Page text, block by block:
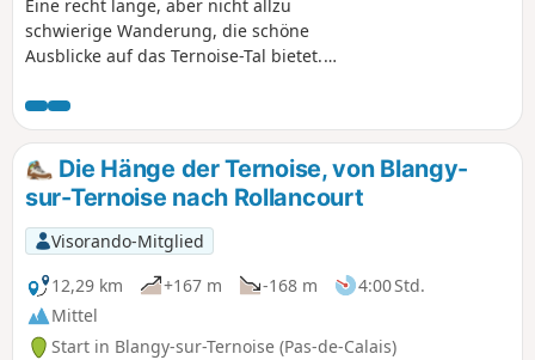
Eine recht lange, aber nicht allzu
schwierige Wanderung, die schöne
Ausblicke auf das Ternoise-Tal bietet.
gründlich gesäubert, was schon lange
nicht mehr geschehen war! Er ist derzeit
perfekt begehbar.
Die Hänge der Ternoise, von Blangy-
sur-Ternoise nach Rollancourt
Visorando-Mitglied
12,29 km
+167 m -168 m
4:00 Std.
Mittel
Start in Blangy-sur-Ternoise (Pas-de-Calais)